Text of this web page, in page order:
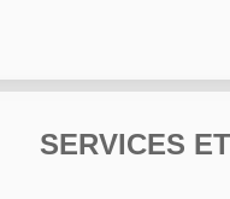
SERVICES